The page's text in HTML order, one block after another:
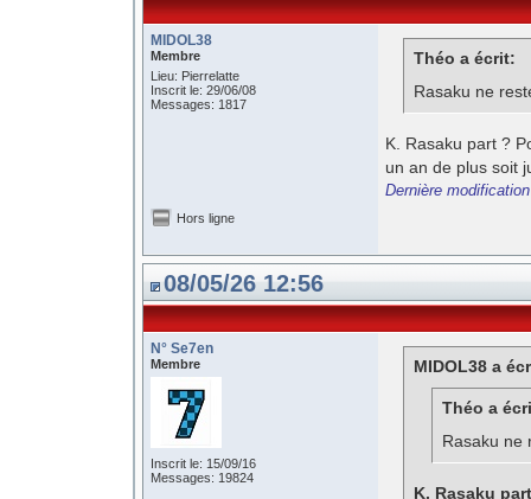
MIDOL38
Membre
Lieu: Pierrelatte
Inscrit le: 29/06/08
Messages: 1817
Théo a écrit:
Rasaku ne
K. Rasaku part ?
un an de plus soit
Dernière
Hors ligne
08/05/26 12:56
N° Se7en
Membre
Inscrit le: 15/09/16
Messages: 19824
MIDOL38 a
Théo a
Rasaku ne
K. Rasaku